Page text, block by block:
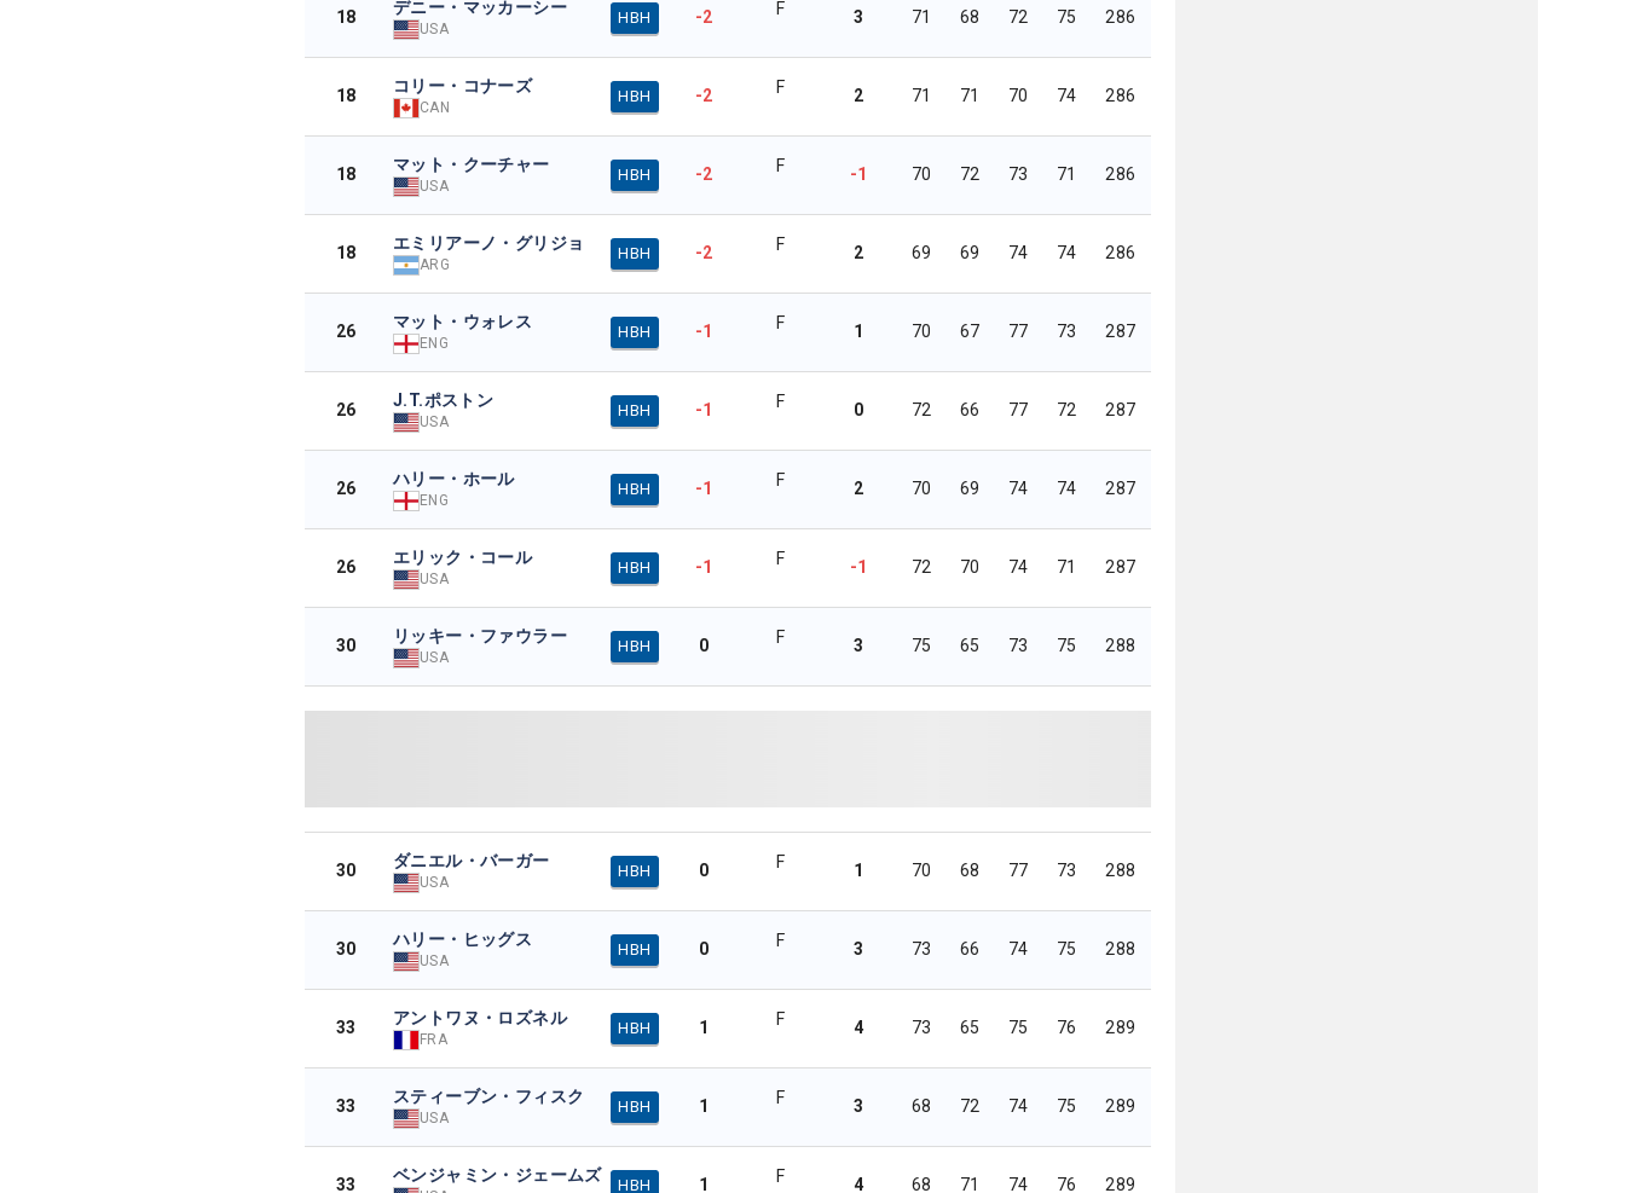
18 デニー・マッカーシー
USA
HBH -2 F 3 71 68 72 75 286
18 コリー・コナーズ
CAN
HBH -2 F 2 71 71 70 74 286
18 マット・クーチャー
USA
HBH -2 F -1 70 72 73 71 286
18 エミリアーノ・グリジョ
ARG
HBH -2 F 2 69 69 74 74 286
26 マット・ウォレス
ENG
HBH -1 F 1 70 67 77 73 287
26 J.T.ポストン
USA
HBH -1 F 0 72 66 77 72 287
26 ハリー・ホール
ENG
HBH -1 F 2 70 69 74 74 287
26 エリック・コール
USA
HBH -1 F -1 72 70 74 71 287
30 リッキー・ファウラー
USA
HBH 0 F 3 75 65 73 75 288
30 ダニエル・バーガー
USA
HBH 0 F 1 70 68 77 73 288
30 ハリー・ヒッグス
USA
HBH 0 F 3 73 66 74 75 288
33 アントワヌ・ロズネル
FRA
HBH 1 F 4 73 65 75 76 289
33 スティーブン・フィスク
USA
HBH 1 F 3 68 72 74 75 289
33 ベンジャミン・ジェームズ
HBH 1 F 4 68 71 74 76 289